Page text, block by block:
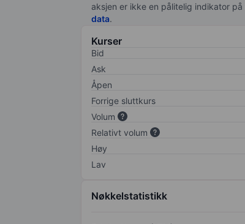
aksjen er ikke en pålitelig indikator
data.
Kurser
Bid
Ask
Åpen
Forrige sluttkurs
Volum
Relativt volum
Høy
Lav
Nøkkelstatistikk